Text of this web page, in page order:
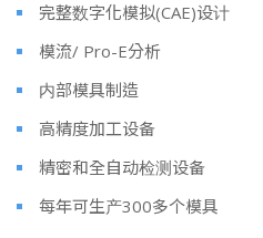
完整数字化模拟(CAE)设计
模流/ Pro-E分析
内部模具制造
高精度加工设备
精密和全自动检测设备
每年可生产300多个模具